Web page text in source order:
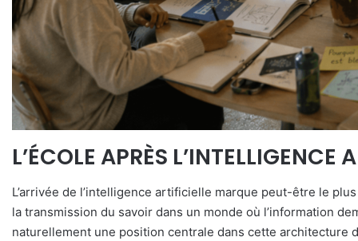
L’ÉCOLE APRÈS L’INTELLIGENCE
L’arrivée de l’intelligence artificielle marque peut-être le
la transmission du savoir dans un monde où l’information
naturellement une position centrale dans cette architecture